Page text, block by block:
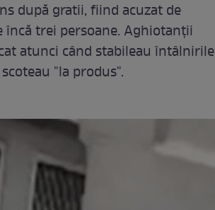
după gratii, fiind acuzat de
trei persoane. Aghiotanţii
atunci când stabileau întâlnirile
"la produs".